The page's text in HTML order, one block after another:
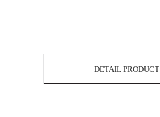
DETAIL PRODUCT